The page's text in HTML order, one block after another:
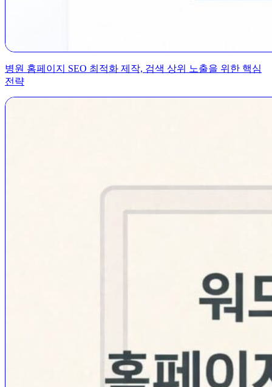
병원 홈페이지 SEO 최적화 제작, 검색 상위 노출을 위한 핵심
전략